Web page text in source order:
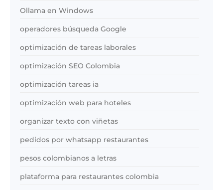
Ollama en Windows
operadores búsqueda Google
optimización de tareas laborales
optimización SEO Colombia
optimización tareas ia
optimización web para hoteles
organizar texto con viñetas
pedidos por whatsapp restaurantes
pesos colombianos a letras
plataforma para restaurantes colombia